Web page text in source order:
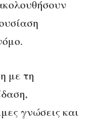
με τη
γνώσεις και